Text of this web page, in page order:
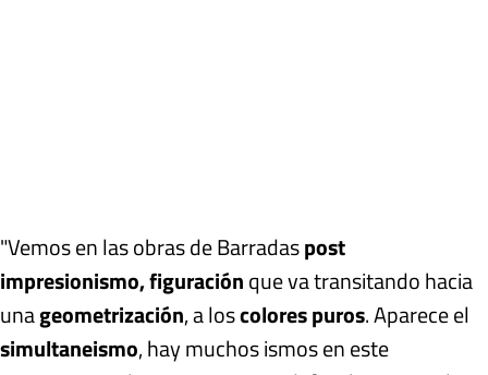
"Vemos en las obras de Barradaspost
impresionismo, figuraciónque va transitando hacia
unageometrización, a loscolores puros. Aparece el
simultaneismo, hay muchos ismos en este